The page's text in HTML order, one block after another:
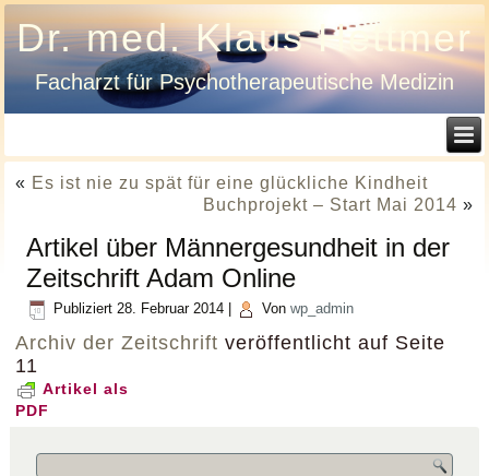
Dr. med. Klaus Hettmer
Facharzt für Psychotherapeutische Medizin
« Es ist nie zu spät für eine glückliche Kindheit
Buchprojekt – Start Mai 2014 »
Artikel über Männergesundheit in der
Zeitschrift Adam Online
Publiziert 28. Februar 2014 Von wp_admin
Archiv der Zeitschrift veröffentlicht auf Seite
11
Artikel als
PDF